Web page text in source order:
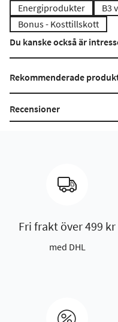
Energiprodukter
B3
Bonus - Kosttillskott
Du kanske också är
Rekommenderade
Recensioner
Fri frakt över 499 kr
med DHL